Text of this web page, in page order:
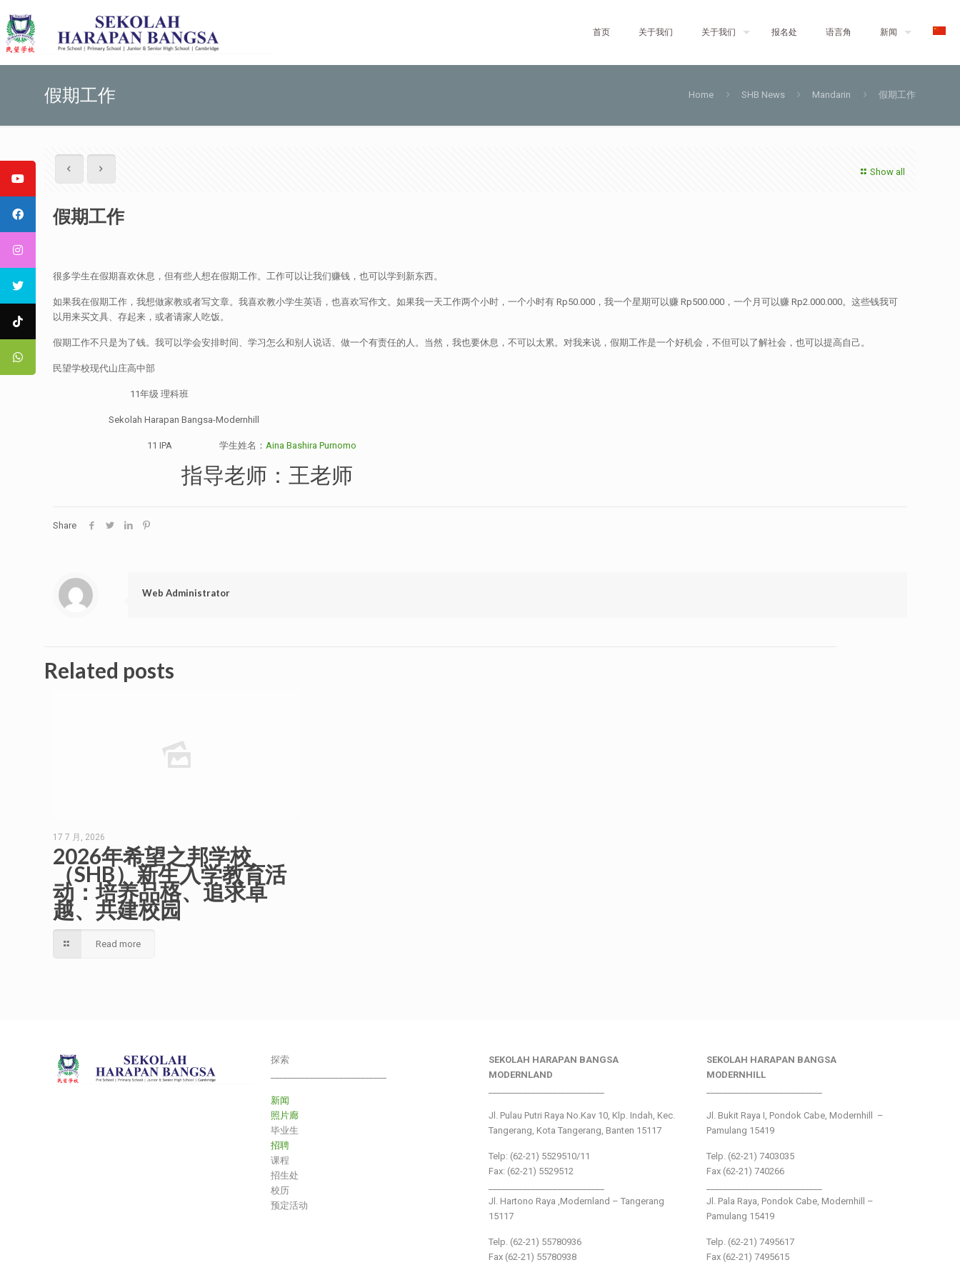
首页 关于我们 关于我们 报名处 语言角 新闻
假期工作 Home SHB News Mandarin 假期工作
Show all
假期工作
很多学生在假期喜欢休息，但有些人想在假期工作。工作可以让我们赚钱，也可以学到新东西。
如果我在假期工作，我想做家教或者写文章。我喜欢教小学生英语，也喜欢写作文。如果我一天工作两个小时，一个小时有 Rp50.000，我一个星期可以赚 Rp500.000，一个月可以赚 Rp2.000.000。这些钱我可
以用来买文具、存起来，或者请家人吃饭。
假期工作不只是为了钱。我可以学会安排时间、学习怎么和别人说话、做一个有责任的人。当然，我也要休息，不可以太累。对我来说，假期工作是一个好机会，不但可以了解社会，也可以提高自己。
民望学校现代山庄高中部
11年级 理科班
Sekolah Harapan Bangsa-Modernhill
11 IPA 学生姓名：Aina Bashira Purnomo
指导老师：王老师
Share
Web Administrator
Related posts
17 7 月, 2026
2026年希望之邦学校
（SHB）新生入学教育活
动：培养品格、追求卓
越、共建校园
Read more
探索
新闻
照片廊
毕业生
招聘
课程
招生处
校历
预定活动
SEKOLAH HARAPAN BANGSA
MODERNLAND
Jl. Pulau Putri Raya No.Kav 10, Klp. Indah, Kec.
Tangerang, Kota Tangerang, Banten 15117
Telp: (62-21) 5529510/11
Fax: (62-21) 5529512
Jl. Hartono Raya ,Modernland – Tangerang
15117
Telp. (62-21) 55780936
Fax (62-21) 55780938
SEKOLAH HARAPAN BANGSA
MODERNHILL
Jl. Bukit Raya I, Pondok Cabe, Modernhill –
Pamulang 15419
Telp. (62-21) 7403035
Fax (62-21) 740266
Jl. Pala Raya, Pondok Cabe, Modernhill –
Pamulang 15419
Telp. (62-21) 7495617
Fax (62-21) 7495615